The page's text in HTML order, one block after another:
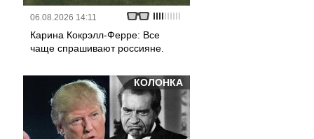
06.08.2026 14:11
Карина Кокрэлл-Ферре: Все
чаще спрашивают россияне.
КОЛОНКА